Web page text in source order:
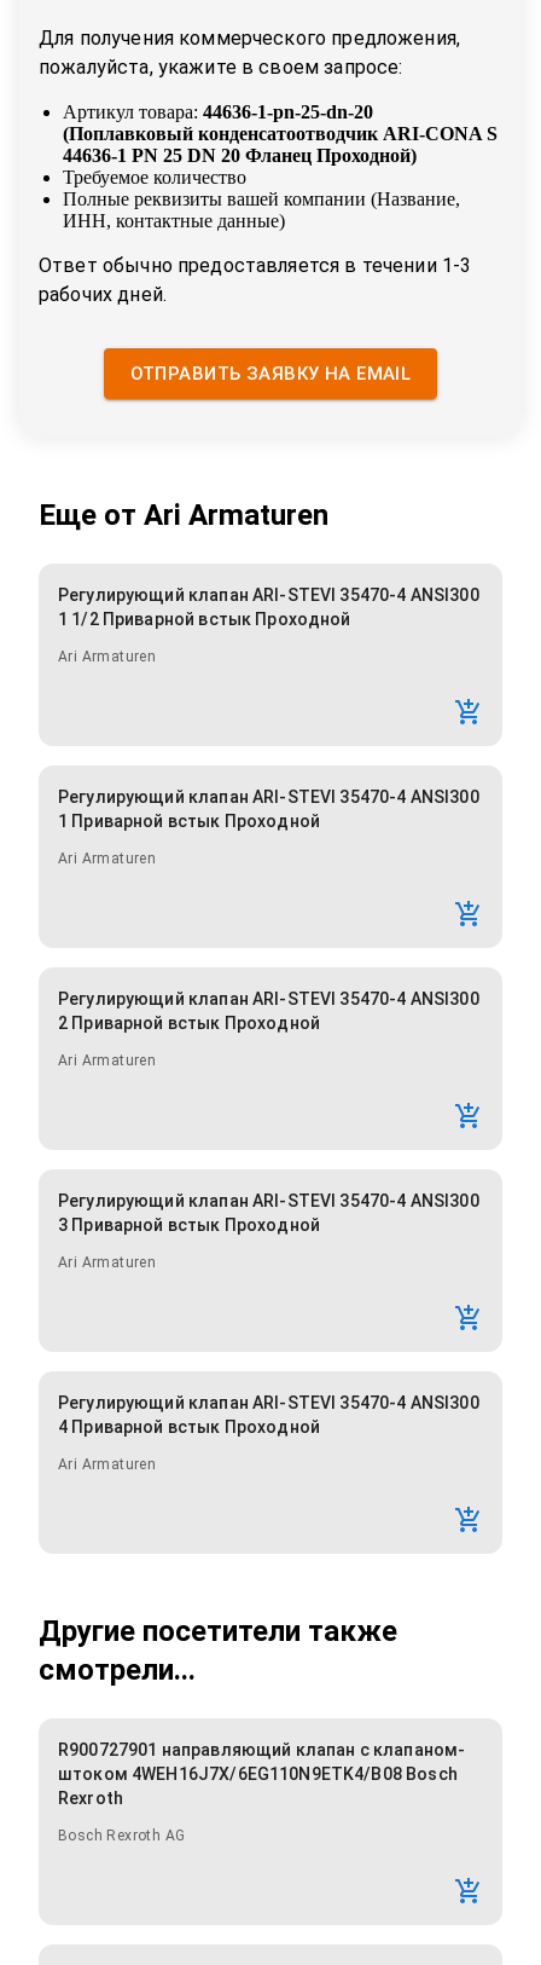
Для получения коммерческого предложения,
пожалуйста, укажите в своем запросе:
Артикул товара: 44636-1-pn-25-dn-20
(Поплавковый конденсатоотводчик ARI-CONA S
44636-1 PN 25 DN 20 Фланец Проходной)
Требуемое количество
Полные реквизиты вашей компании (Название,
ИНН, контактные данные)
Ответ обычно предоставляется в течении 1-3
рабочих дней.
ОТПРАВИТЬ ЗАЯВКУ НА EMAIL
Еще от Ari Armaturen
Регулирующий клапан ARI-STEVI 35470-4 ANSI300
1 1/2 Приварной встык Проходной
Ari Armaturen
Регулирующий клапан ARI-STEVI 35470-4 ANSI300
1 Приварной встык Проходной
Ari Armaturen
Регулирующий клапан ARI-STEVI 35470-4 ANSI300
2 Приварной встык Проходной
Ari Armaturen
Регулирующий клапан ARI-STEVI 35470-4 ANSI300
3 Приварной встык Проходной
Ari Armaturen
Регулирующий клапан ARI-STEVI 35470-4 ANSI300
4 Приварной встык Проходной
Ari Armaturen
Другие посетители также
смотрели...
R900727901 направляющий клапан с клапаном-
штоком 4WEH16J7X/6EG110N9ETK4/B08 Bosch
Rexroth
Bosch Rexroth AG